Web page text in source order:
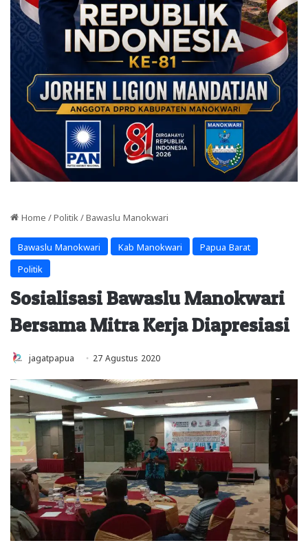
Home / Politik / Bawaslu Manokwari
Bawaslu Manokwari Kab Manokwari Papua Barat
Politik
Sosialisasi Bawaslu Manokwari
Bersama Mitra Kerja Diapresiasi
jagatpapua 27 Agustus 2020